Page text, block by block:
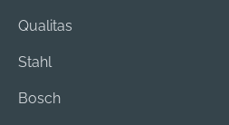
Qualitas
Stahl
Bosch